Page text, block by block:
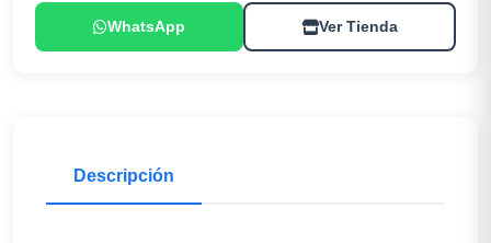
WhatsApp Ver Tienda
Descripción